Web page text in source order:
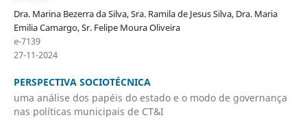
Dra. Marina Bezerra da Silva, Sra. Ramila de Jesus Silva, Dra. Maria
Emilia Camargo, Sr. Felipe Moura Oliveira
e-7139
27-11-2024
PERSPECTIVA SOCIOTÉCNICA
uma análise dos papéis do estado e o modo de governança
nas políticas municipais de CT&I